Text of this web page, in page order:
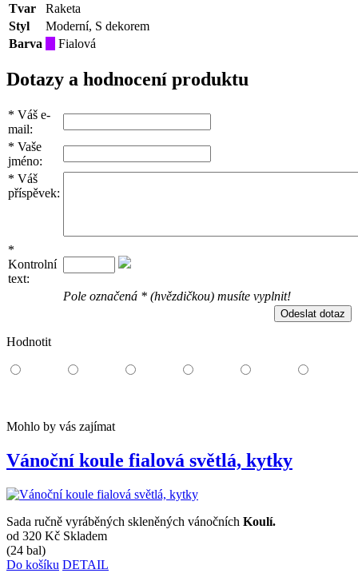
Tvar
Raketa
Styl
Moderní, S dekorem
Barva
Fialová
Dotazy a hodnocení produktu
* Váš e-
mail:
* Vaše
jméno:
* Váš
příspěvek:
*
Kontrolní
text:
Pole označená * (hvězdičkou) musíte vyplnit!
Hodnotit
Mohlo by vás zajímat
Vánoční koule fialová světlá, kytky
Sada ručně vyráběných skleněných vánočních Koulí.
od 320 Kč Skladem
(24 bal)
Do košíku DETAIL